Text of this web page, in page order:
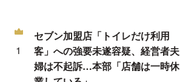
セブン加盟店「トイレだけ利用
客」への強要未遂容疑、経営者夫
婦は不起訴…本部「店舗は一時休